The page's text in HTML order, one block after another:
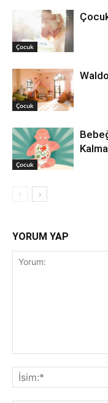
Çocuk
Çocuk
Çocuk
YORUM YAP